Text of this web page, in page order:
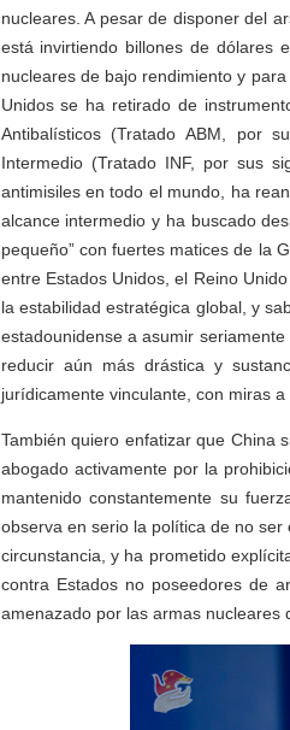
nucleares. A pesar de disponer del
está invirtiendo billones de dólares
nucleares de bajo rendimiento y
Unidos se ha retirado de
Antibalísticos (Tratado ABM, por
Intermedio (Tratado INF, por sus
antimisiles en todo el mundo, ha
alcance intermedio y ha buscado
pequeño” con fuertes matices de la
entre Estados Unidos, el Reino
la estabilidad estratégica global, y
estadounidense a asumir
reducir aún más drástica y
jurídicamente vinculante, con miras
También quiero enfatizar que China
abogado activamente por la
mantenido constantemente su
observa en serio la política de no
circunstancia, y ha prometido
contra Estados no poseedores de
amenazado por las armas nucleares